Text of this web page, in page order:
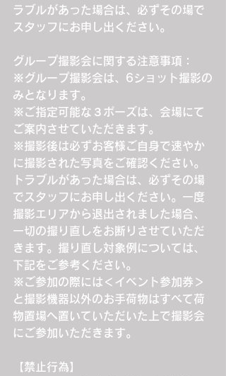
ラブルがあった場合は、必ずその場で
スタッフにお申し出ください。
グループ撮影会に関する注意事項：
※グループ撮影会は、6ショット撮影の
みとなります。
※ご指定可能な３ポーズは、会場にて
ご案内させていただきます。
※撮影後は必ずお客様ご自身で速やか
に撮影された写真をご確認ください。
トラブルがあった場合は、必ずその場
でスタッフにお申し出ください。一度
撮影エリアから退出されました場合、
一切の撮り直しをお断りさせていただ
きます。撮り直し対象例については、
下記をご参考ください。
※ご参加の際には＜イベント参加券＞
と撮影機器以外のお手荷物はすべて荷
物置場へ置いていただいた上で撮影会
にご参加いただきます。
【禁止行為】